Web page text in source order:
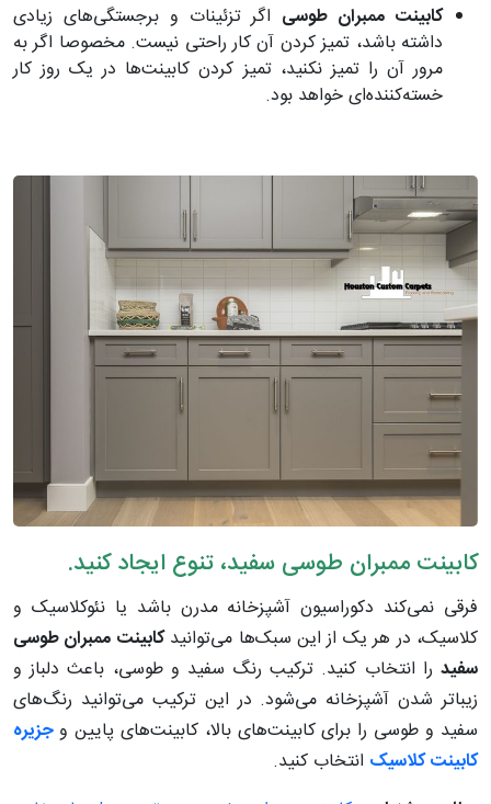
کابینت ممبران طوسی اگر تزئینات و برجستگی‌های زیادی
داشته باشد، تمیز کردن آن کار راحتی نیست. مخصوصا اگر به
مرور آن را تمیز نکنید، تمیز کردن کابینت‌ها در یک روز کار
خسته‌کننده‌ای خواهد بود.
کابینت ممبران طوسی سفید، تنوع ایجاد کنید.
فرقی نمی‌کند دکوراسیون آشپزخانه مدرن باشد یا نئوکلاسیک و
کلاسیک، در هر یک از این سبک‌ها می‌توانیدکابینت ممبران طوسی
سفید را انتخاب کنید. ترکیب رنگ سفید و طوسی، باعث دلباز و
زیباتر شدن آشپزخانه می‌شود. در این ترکیب می‌توانید رنگ‌های
سفید و طوسی را برای کابینت‌های بالا، کابینت‌های پایین وجزیره
کابینت کلاسیک انتخاب کنید.